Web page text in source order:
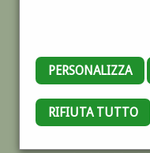
PERSONALIZZA
RIFIUTA TUTTO
SCULTURE